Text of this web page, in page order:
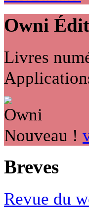
Owni
Livres
Nouveau !
Breves
Revue du